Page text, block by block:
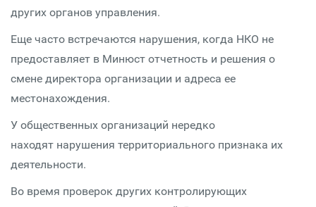
других органов управления.
Еще часто встречаются нарушения, когда НКО не
предоставляет в Минюст отчетность и решения о
смене директора организации и адреса ее
местонахождения.
У общественных организаций нередко
находят нарушения территориального признака их
деятельности.
Во время проверок других контролирующих